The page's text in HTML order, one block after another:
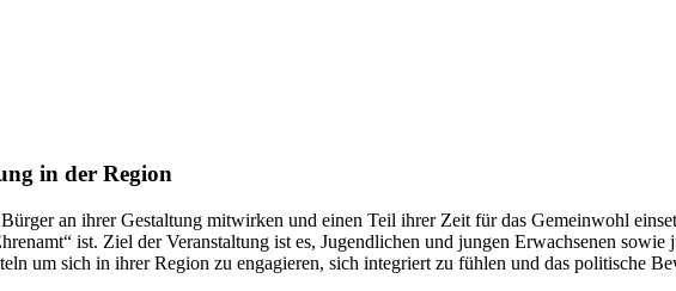
in der Region
an ihrer Gestaltung mitwirken und einen Teil ihrer Zeit für das Gemeinwohl
ist. Ziel der Veranstaltung ist es, Jugendlichen und jungen Erwachsenen
um sich in ihrer Region zu engagieren, sich integriert zu fühlen und das politische